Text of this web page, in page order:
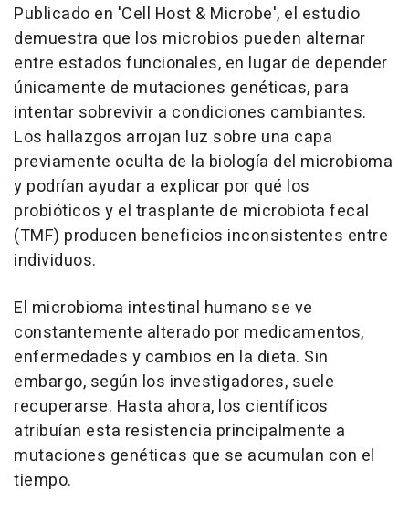
Publicado en 'Cell Host & Microbe', el estudio
demuestra que los microbios pueden alternar
entre estados funcionales, en lugar de depender
únicamente de mutaciones genéticas, para
intentar sobrevivir a condiciones cambiantes.
Los hallazgos arrojan luz sobre una capa
previamente oculta de la biología del microbioma
y podrían ayudar a explicar por qué los
probióticos y el trasplante de microbiota fecal
(TMF) producen beneficios inconsistentes entre
individuos.
El microbioma intestinal humano se ve
constantemente alterado por medicamentos,
enfermedades y cambios en la dieta. Sin
embargo, según los investigadores, suele
recuperarse. Hasta ahora, los científicos
atribuían esta resistencia principalmente a
mutaciones genéticas que se acumulan con el
tiempo.